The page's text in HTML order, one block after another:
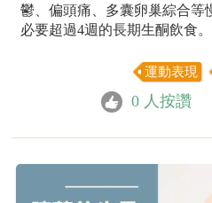
鬱、偏頭痛、多囊卵巢綜合等
必要超過4週的長期生酮飲食。
運動表現
0 人按讚